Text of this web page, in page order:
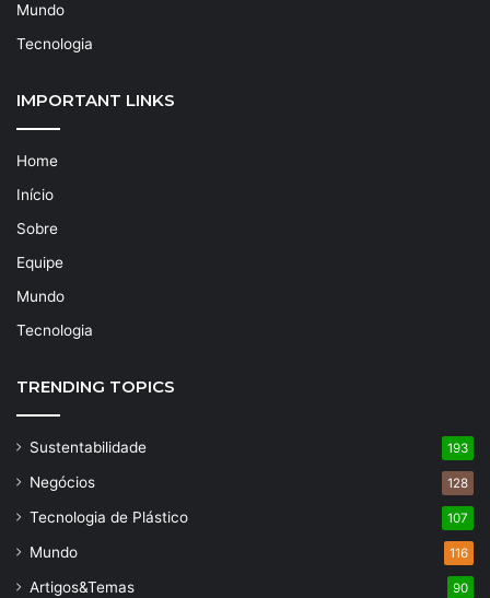
Mundo
Tecnologia
IMPORTANT LINKS
Home
Início
Sobre
Equipe
Mundo
Tecnologia
TRENDING TOPICS
Sustentabilidade 193
Negócios 128
Tecnologia de Plástico 107
Mundo 116
Artigos&Temas 90